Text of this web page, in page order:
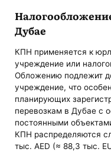
Дубае
КПН применяется к
учреждение или
Обложению подлежит
учреждение, что
планирующих
перевозкам в Дубае с
постоянными
КПН распределяются
тыс. AED (≈ 88,3 тыс.